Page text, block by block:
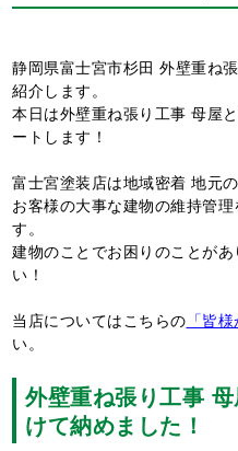
静岡県富士宮市杉田 外壁重ね
紹介します。
本日は外壁重ね張り工事 母屋
ートします！
富士宮塗装店は地域密着 地元
お客様の大事な建物の維持管
す。
建物のことでお困りのことが
い！
当店についてはこちらの 「皆
い。
外壁重ね張り工事
けて納めました！